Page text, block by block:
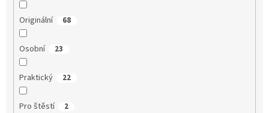
Originální 68
Osobní 23
Praktický 22
Pro štěstí 2